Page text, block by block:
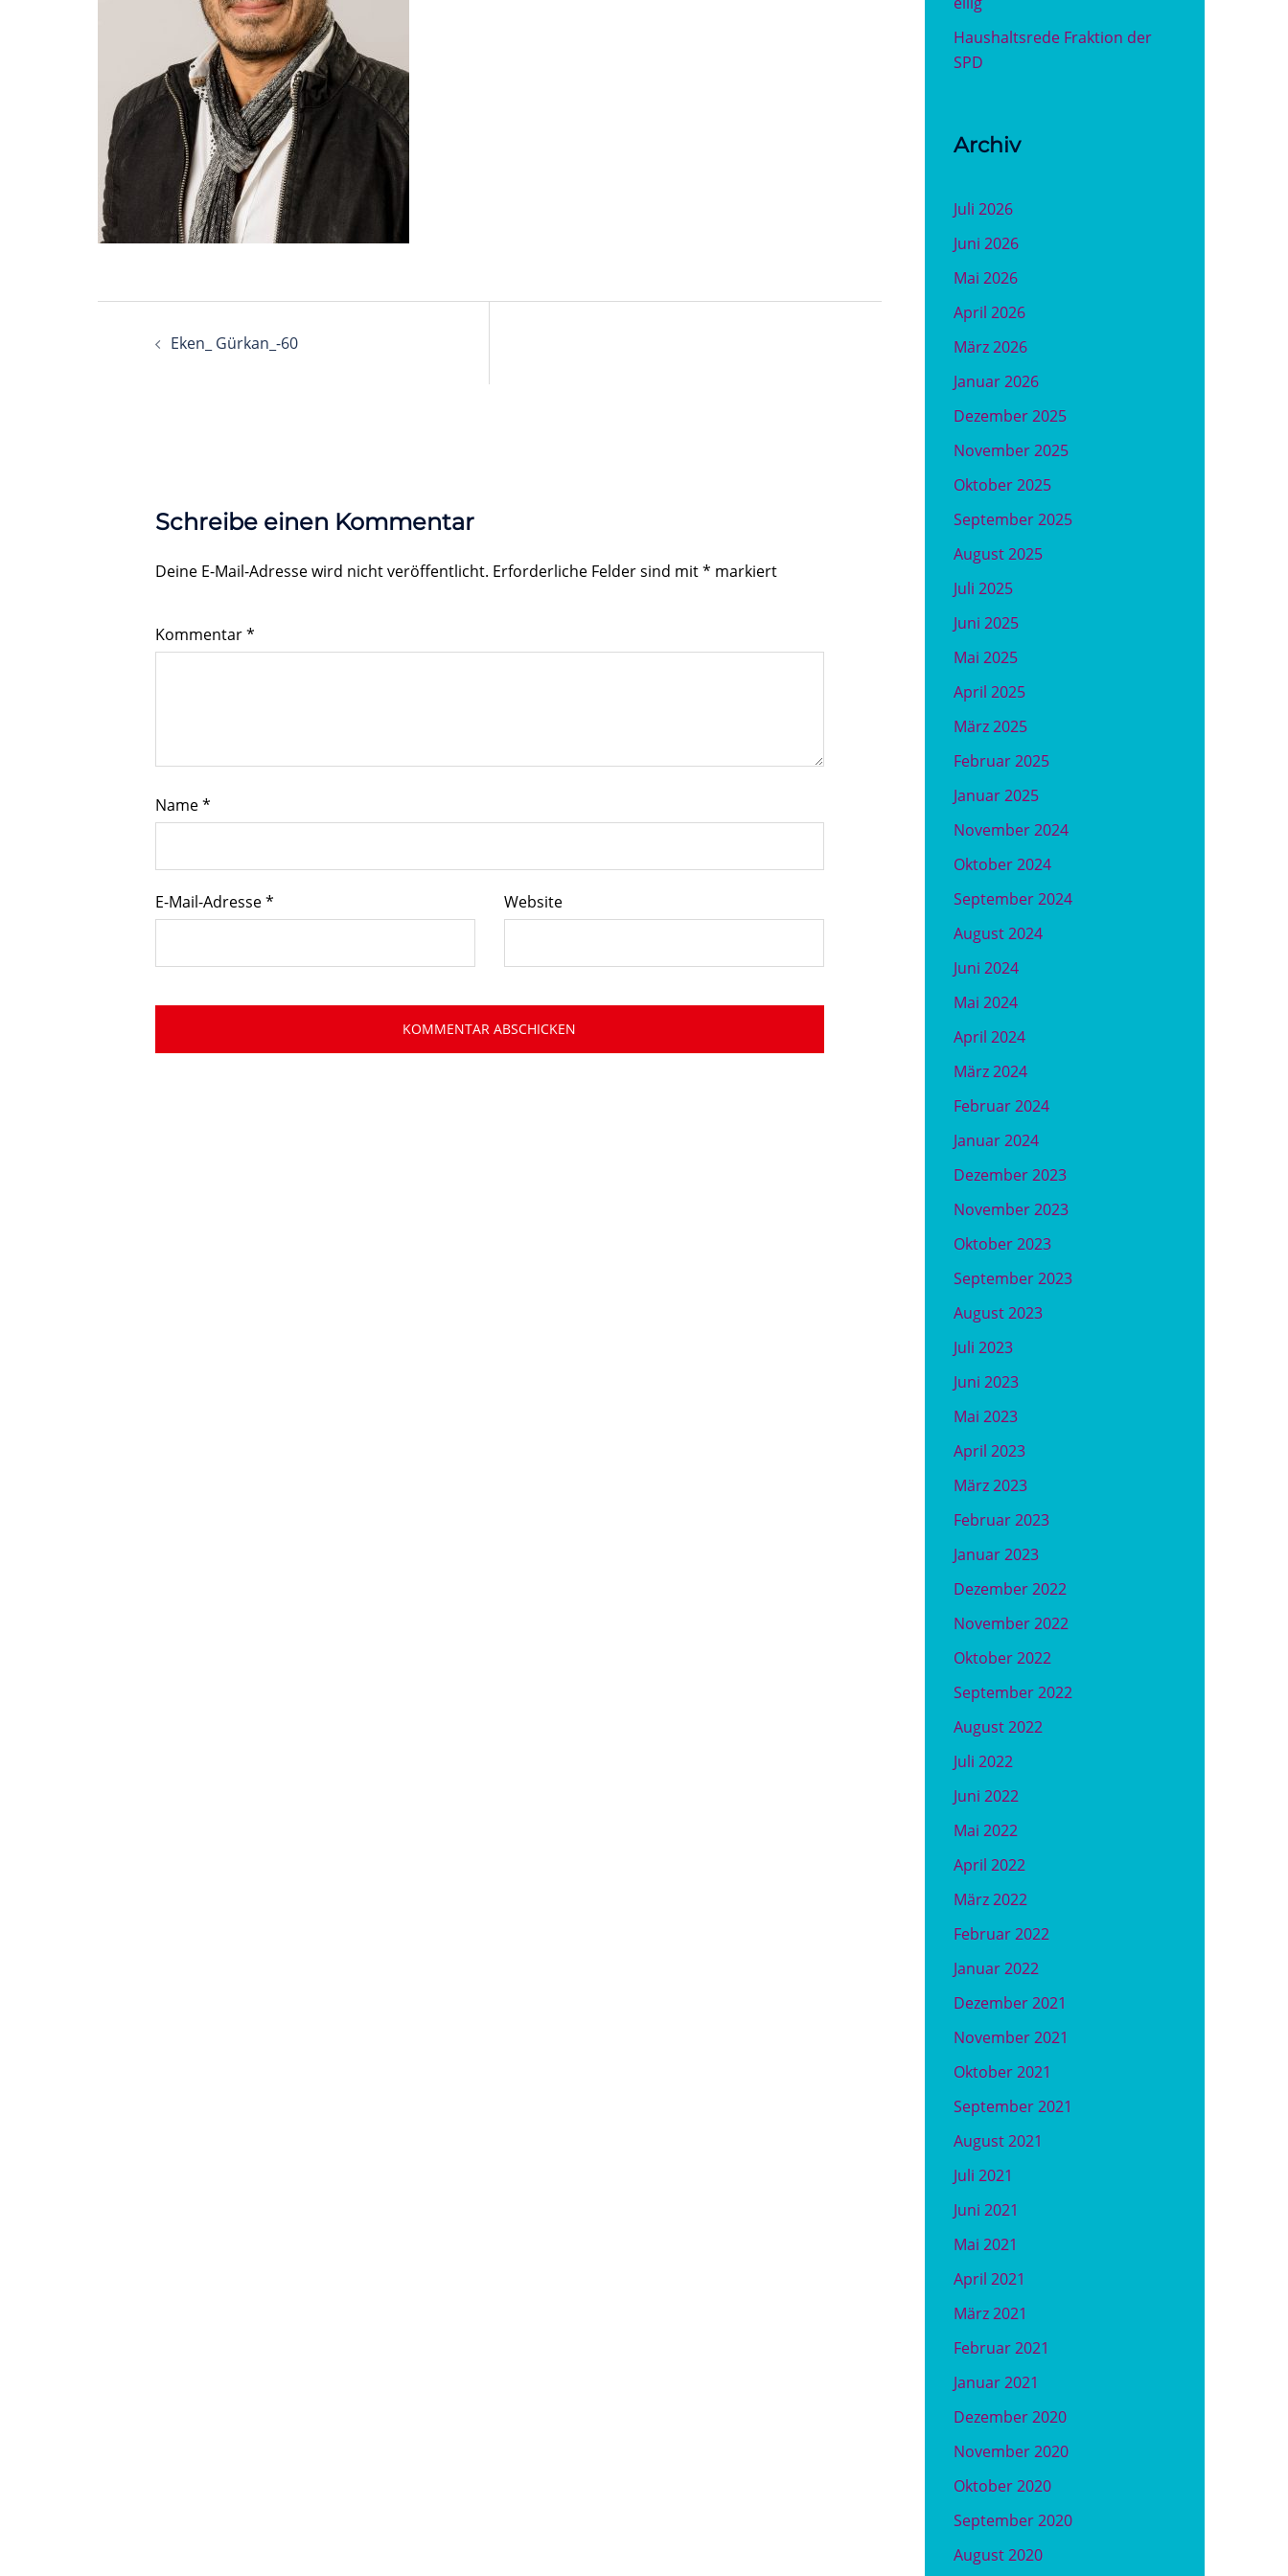
Eken_ Gürkan_-60
Schreibe einen Kommentar
Deine E-Mail-Adresse wird nicht veröffentlicht. Erforderliche Felder sind mit* markiert
Kommentar*
Name*
E-Mail-Adresse* Website
Haushaltsrede Fraktion der
SPD
Archiv
Juli 2026
Juni 2026
Mai 2026
April 2026
März 2026
Januar 2026
Dezember 2025
November 2025
Oktober 2025
September 2025
August 2025
Juli 2025
Juni 2025
Mai 2025
April 2025
März 2025
Februar 2025
Januar 2025
November 2024
Oktober 2024
September 2024
August 2024
Juni 2024
Mai 2024
April 2024
März 2024
Februar 2024
Januar 2024
Dezember 2023
November 2023
Oktober 2023
September 2023
August 2023
Juli 2023
Juni 2023
Mai 2023
April 2023
März 2023
Februar 2023
Januar 2023
Dezember 2022
November 2022
Oktober 2022
September 2022
August 2022
Juli 2022
Juni 2022
Mai 2022
April 2022
März 2022
Februar 2022
Januar 2022
Dezember 2021
November 2021
Oktober 2021
September 2021
August 2021
Juli 2021
Juni 2021
Mai 2021
April 2021
März 2021
Februar 2021
Januar 2021
Dezember 2020
November 2020
Oktober 2020
September 2020
August 2020